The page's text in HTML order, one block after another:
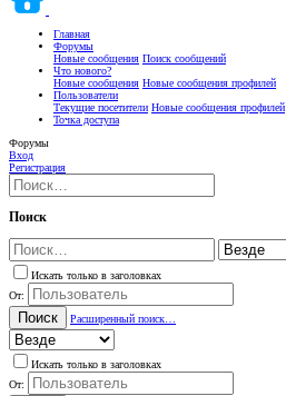
Главная
Форумы
Новые сообщения Поиск сообщений
Что нового?
Новые сообщения Новые сообщения профилей
Пользователи
Текущие посетители Новые сообщения профилей
Точка доступа
Форумы
Вход
Регистрация
Поиск
Искать только в заголовках
От:
Поиск Расширенный поиск…
Искать только в заголовках
От: